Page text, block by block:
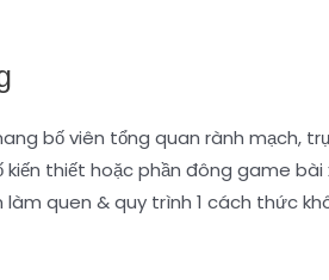
bố viên tổng quan rành mạch,
thiết hoặc phần đông game
quen & quy trình 1 cách thức